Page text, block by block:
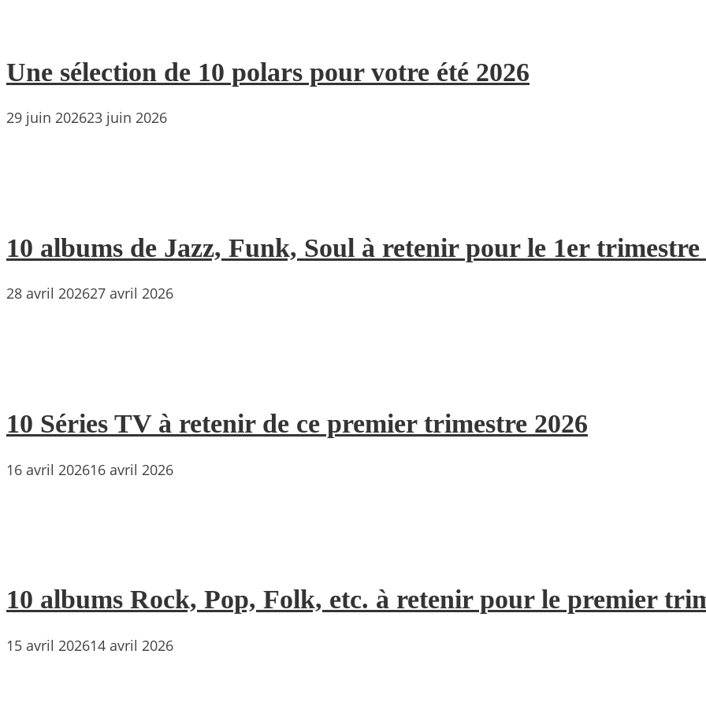
Une sélection de 10 polars pour votre été 2026
29 juin 202623 juin 2026
10 albums de Jazz, Funk, Soul à retenir pour le 1er trimestre
28 avril 202627 avril 2026
10 Séries TV à retenir de ce premier trimestre 2026
16 avril 202616 avril 2026
10 albums Rock, Pop, Folk, etc. à retenir pour le premier
15 avril 202614 avril 2026